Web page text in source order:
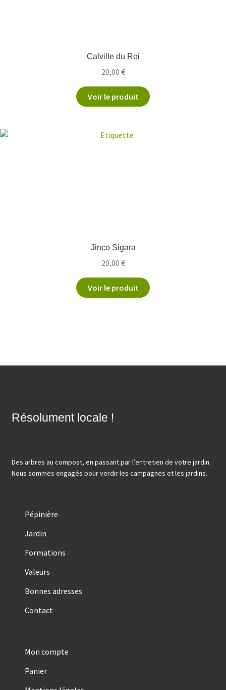
Calville du Roi
20,00 €
Voir le produit
Jinco Sigara
20,00 €
Voir le produit
Résolument locale !
Des arbres au compost, en passant par l’entretien de votre jardin.
Nous sommes engagés pour verdir les campagnes et les jardins.
Pépinière
Jardin
Formations
Valeurs
Bonnes adresses
Contact
Mon compte
Panier